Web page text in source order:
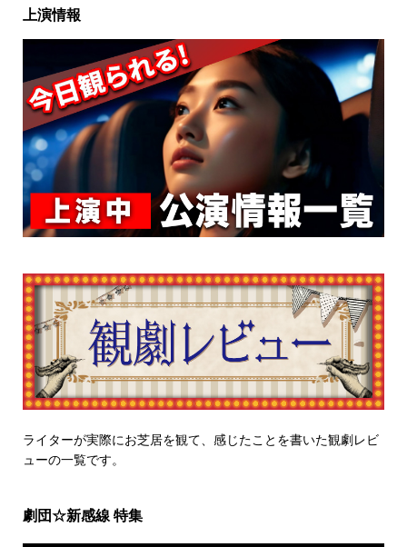
上演情報
ライターが実際にお芝居を観て、感じたことを書いた観劇レビ
ューの一覧です。
劇団☆新感線 特集